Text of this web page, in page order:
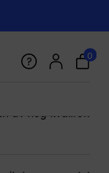
0
både för
i
av hög kvalitet.